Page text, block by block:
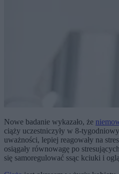
Nowe badanie wykazało, że
ciąży uczestniczyły w 8-
uważności, lepiej reagowały na
osiągały równowagę po
się samoregulować ssąc kciuki i